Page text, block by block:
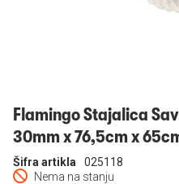
Flamingo Stajalica
30mm x 76,5cm x
Nema na stanju
Šifra artikla 025118